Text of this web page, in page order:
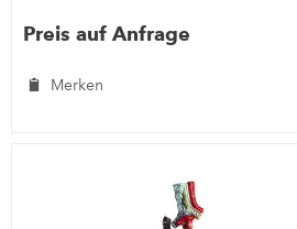
Preis auf Anfrage
Merken